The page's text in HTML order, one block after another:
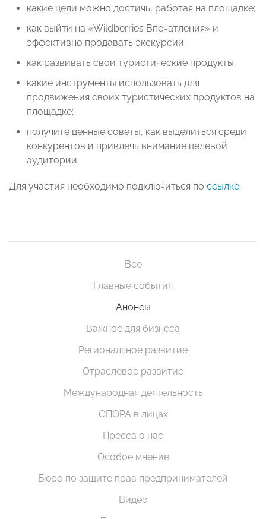
какие цели можно достичь, работая на площадке;
как выйти на «Wildberries Впечатления» и
эффективно продавать экскурсии;
как развивать свои туристические продукты;
какие инструменты использовать для
продвижения своих туристических продуктов на
площадке;
получите ценные советы, как выделиться среди
конкурентов и привлечь внимание целевой
аудитории.
Для участия необходимо подключиться по ссылке.
Все
Главные события
Анонсы
Важное для бизнеса
Региональное развитие
Отраслевое развитие
Международная деятельность
ОПОРА в лицах
Пресса о нас
Особое мнение
Бюро по защите прав предпринимателей
Видео